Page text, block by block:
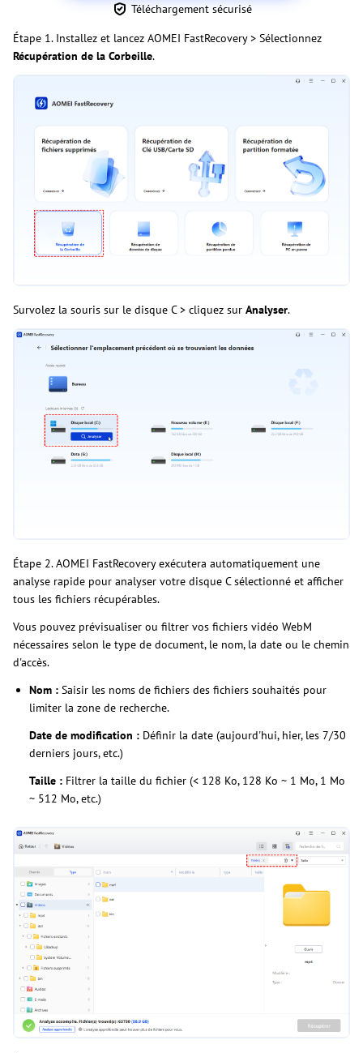
Téléchargement sécurisé
Étape 1. Installez et lancez AOMEI FastRecovery > Sélectionnez
Récupération de la Corbeille.
Survolez la souris sur le disque C > cliquez sur Analyser.
Étape 2. AOMEI FastRecovery exécutera automatiquement une
analyse rapide pour analyser votre disque C sélectionné et afficher
tous les fichiers récupérables.
Vous pouvez prévisualiser ou filtrer vos fichiers vidéo WebM
nécessaires selon le type de document, le nom, la date ou le chemin
d'accès.
Nom : Saisir les noms de fichiers des fichiers souhaités pour
limiter la zone de recherche.
Date de modification : Définir la date (aujourd'hui, hier, les 7/30
derniers jours, etc.)
Taille : Filtrer la taille du fichier (< 128 Ko, 128 Ko ~ 1 Mo, 1 Mo
~ 512 Mo, etc.)